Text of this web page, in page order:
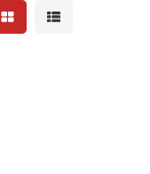
Mostrar resultados em
Mostrar